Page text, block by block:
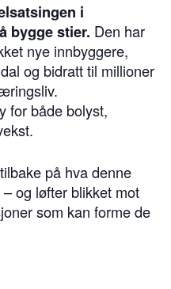
i
bygge stier. Den har
nye innbyggere,
og bidratt til millioner
for både bolyst,
på hva denne
og løfter blikket mot
som kan forme de